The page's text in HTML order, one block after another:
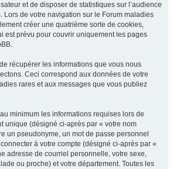
et de disposer de statistiques sur l’audience
Lors de votre navigation sur le Forum maladies
créer une quatrième sorte de cookies,
est prévu pour couvrir uniquement les pages
récupérer les informations que vous nous
Ceci correspond aux données de votre
rares et aux messages que vous publiez
minimum les informations requises lors de
unique (désigné ci-après par « votre nom
un pseudonyme, un mot de passe personnel
à votre compte (désigné ci-après par «
adresse de courriel personnelle, votre sexe,
ou proche) et votre département. Toutes les